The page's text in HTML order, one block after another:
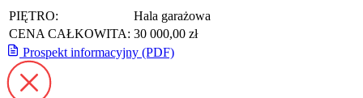
PIĘTRO:
Hala garażowa
CENA CAŁKOWITA: 30 000,00 zł
Prospekt informacyjny (PDF)